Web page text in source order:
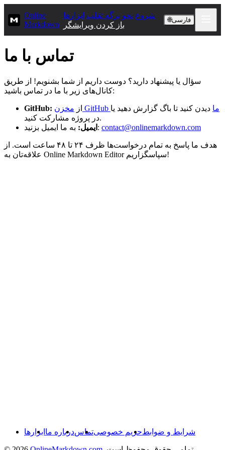
Online
Markdown
شروع نحو برگه تقلب ابزارها
باز کردن ویرایشگر
🌐فارسی
تماس با ما
سؤال یا پیشنهاد دارید؟ دوست داریم از شما بشنویم! از طریق
کانال‌های زیر با ما در تماس باشید:
GitHub: از مخزن GitHub ما دیدن کنید تا باگ گزارش دهید یا
در پروژه مشارکت کنید.
ایمیل: به ما ایمیل بزنید: contact@onlinemarkdown.com
هدف ما پاسخ به تمام درخواست‌ها ظرف ۲۴ تا ۴۸ ساعت است. از
علاقه‌تان به Online Markdown Editor سپاسگزاریم!
ابزارها درباره ماتماسحریم خصوصیشرایط و ضوابط